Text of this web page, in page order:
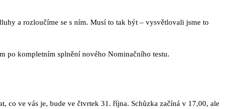
a rozloučíme se s ním. Musí to tak být – vysvětlovali jsme to
po kompletním splnění nového Nominačního testu.
co ve vás je, bude ve čtvrtek 31. října. Schůzka začíná v 17,00, ale